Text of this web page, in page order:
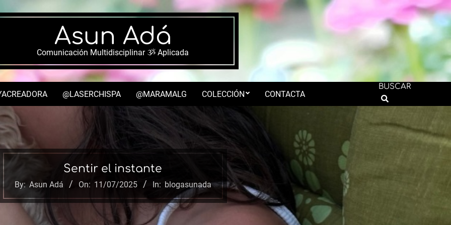
Asun Adá
Comunicación Multidisciplinar ૐ Aplicada
Secondary
Navigation
@LASERCHISPA @MARAMALG COLECCIÓN CONTACTA
BUSCAR
Search
Sentir el instante
By: Asun Adá On: 11/07/2025 In: blogasunada